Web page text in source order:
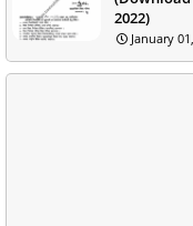
2022)
January